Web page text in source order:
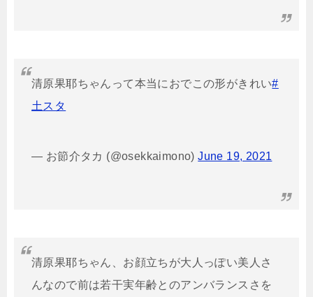
清原果耶ちゃんって本当におでこの形がきれい#
土スタ
— お節介タカ (@osekkaimono)June 19, 2021
清原果耶ちゃん、お顔立ちが大人っぽい美人さ
んなので前は若干実年齢とのアンバランスさを